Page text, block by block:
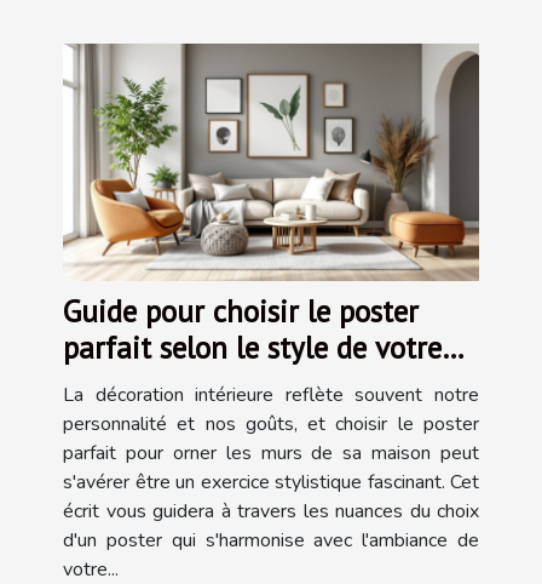
Guide pour choisir le poster
parfait selon le style de votre
maison
La décoration intérieure reflète souvent notre
personnalité et nos goûts, et choisir le poster
parfait pour orner les murs de sa maison peut
s'avérer être un exercice stylistique fascinant. Cet
écrit vous guidera à travers les nuances du choix
d'un poster qui s'harmonise avec l'ambiance de
votre...